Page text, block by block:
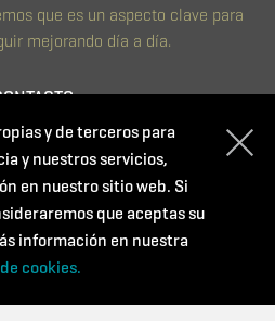
que es un aspecto clave para
mejorando día a día.
de privacidad
de compra
de cookies
y de terceros para
y nuestros servicios,
en nuestro sitio web. Si
que aceptas su
información en nuestra
cookies.